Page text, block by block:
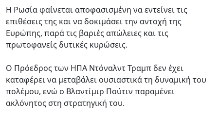
Η Ρωσία φαίνεται αποφασισμένη να εντείνει τις
επιθέσεις της και να δοκιμάσει την αντοχή της
Ευρώπης, παρά τις βαριές απώλειες και τις
πρωτοφανείς δυτικές κυρώσεις.
Ο Πρόεδρος των ΗΠΑ Ντόναλντ Τραμπ δεν έχει
καταφέρει να μεταβάλει ουσιαστικά τη δυναμική του
πολέμου, ενώ ο Βλαντίμιρ Πούτιν παραμένει
ακλόνητος στη στρατηγική του.